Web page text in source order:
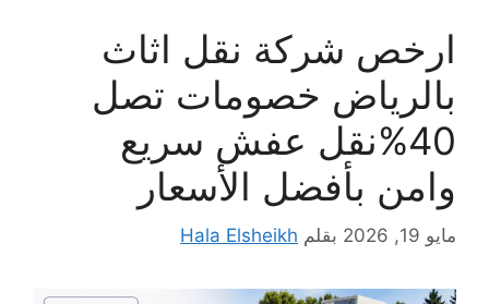
ارخص شركة نقل اثاث
بالرياض خصومات تصل
40%نقل عفش سريع
وامن بأفضل الأسعار
مايو 19, 2026 بقلم Hala Elsheikh